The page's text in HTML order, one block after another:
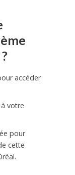
accéder
votre
pour
cette